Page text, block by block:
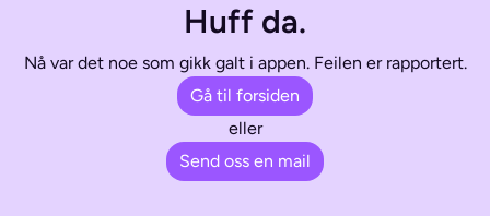
Huff da.
Nå var det noe som gikk galt i appen. Feilen er rapportert.
Gå til forsiden
eller
Send oss en mail